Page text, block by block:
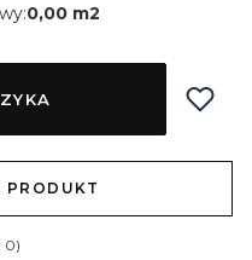
0,00 m2
PRODUKT
0)